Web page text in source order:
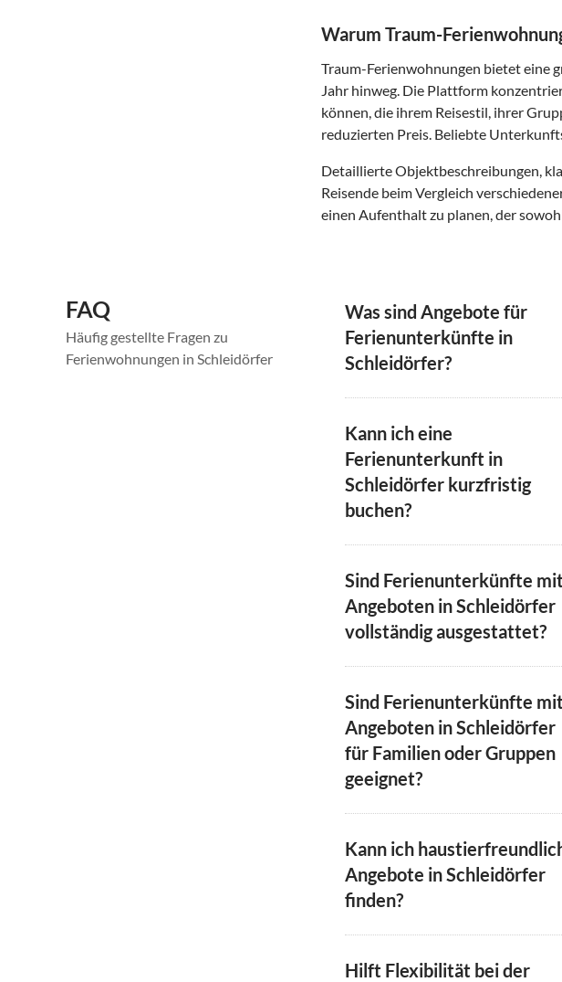
Warum Traum-
Traum-Ferienwohnungen bietet eine
Jahr hinweg. Die Plattform
können, die ihrem Reisestil, ihrer
reduzierten Preis. Beliebte
Detaillierte Objektbeschreibungen,
Reisende beim Vergleich
einen Aufenthalt zu planen, der
FAQ
Häufig gestellte Fragen zu
Ferienwohnungen in Schleidörfer
Was sind Angebote für
Ferienunterkünfte in
Schleidörfer?
Kann ich eine
Ferienunterkunft in
Schleidörfer kurzfristig
buchen?
Sind Ferienunterkünfte mit
Angeboten in Schleidörfer
vollständig ausgestattet?
Sind Ferienunterkünfte mit
Angeboten in Schleidörfer
für Familien oder Gruppen
geeignet?
Kann ich
Angebote in Schleidörfer
finden?
Hilft Flexibilität bei der